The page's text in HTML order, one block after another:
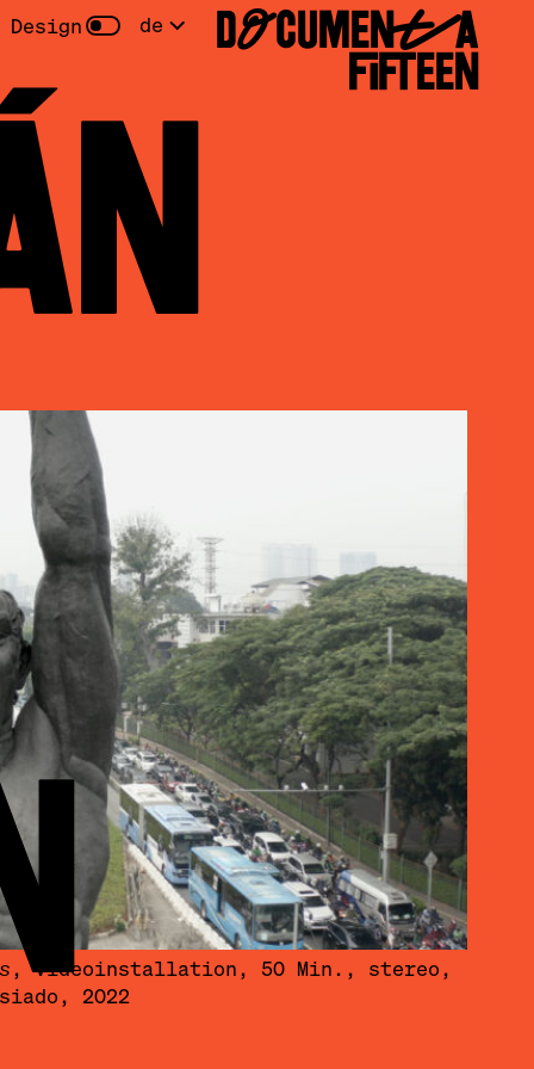
de DOCUMENTA
FIFTEEN
, Videoinstallation, 50 Min., stereo,
2022